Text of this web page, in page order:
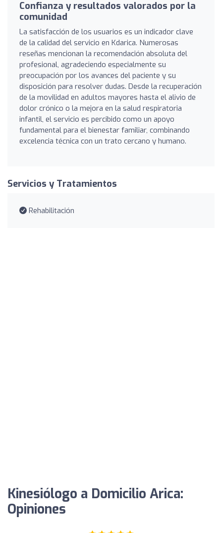
Confianza y resultados valorados por la
comunidad
La satisfacción de los usuarios es un indicador clave
de la calidad del servicio en Kdarica. Numerosas
reseñas mencionan la recomendación absoluta del
profesional, agradeciendo especialmente su
preocupación por los avances del paciente y su
disposición para resolver dudas. Desde la recuperación
de la movilidad en adultos mayores hasta el alivio de
dolor crónico o la mejora en la salud respiratoria
infantil, el servicio es percibido como un apoyo
fundamental para el bienestar familiar, combinando
excelencia técnica con un trato cercano y humano.
Servicios y Tratamientos
Rehabilitación
Kinesiólogo a Domicilio Arica:
Opiniones